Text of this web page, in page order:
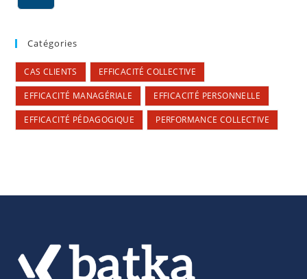
Catégories
CAS CLIENTS EFFICACITÉ COLLECTIVE
EFFICACITÉ MANAGÉRIALE EFFICACITÉ PERSONNELLE
EFFICACITÉ PÉDAGOGIQUE PERFORMANCE COLLECTIVE